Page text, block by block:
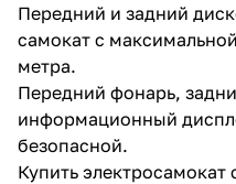
Передний и задний
самокат с
метра.
Передний фонарь,
информационный
безопасной.
Купить